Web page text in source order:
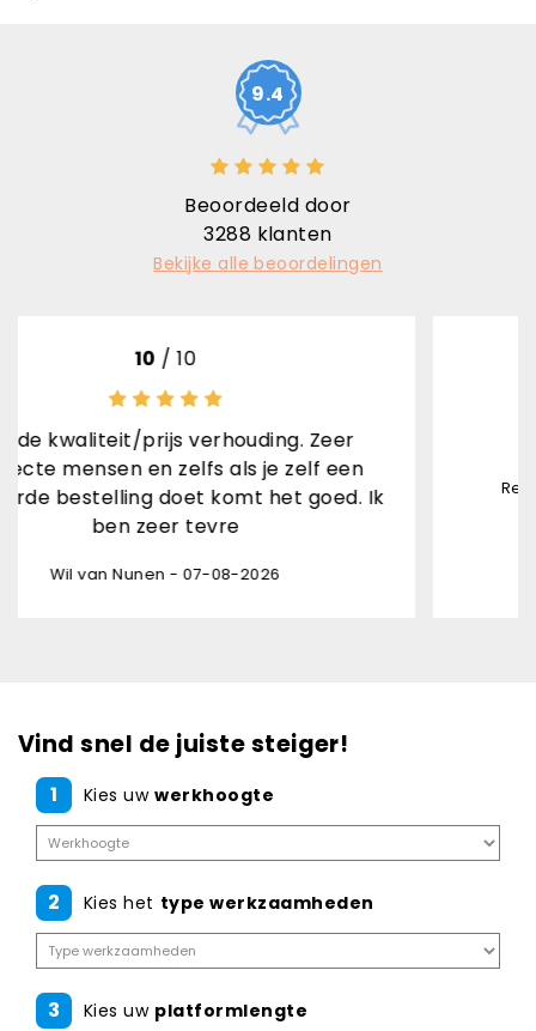
9.4
Beoordeeld door
3288 klanten
Bekijke alle beoordelingen
verhouding. Zeer
als je zelf een
komt het goed. Ik
07-08-2026
Rene van den Brand
Vind snel de juiste steiger!
1 Kies uw werkhoogte
2 Kies het type werkzaamheden
3 Kies uw platformlengte